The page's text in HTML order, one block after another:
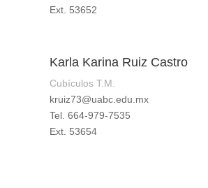
Ext. 53652
Karla Karina Ruiz Castro
Cubículos T.M.
kruiz73@uabc.edu.mx
Tel. 664-979-7535
Ext. 53654